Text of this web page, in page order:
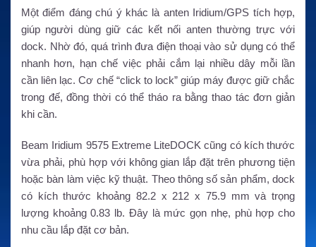
Một điểm đáng chú ý khác là anten Iridium/GPS tích hợp,
giúp người dùng giữ các kết nối anten thường trực với
dock. Nhờ đó, quá trình đưa điện thoại vào sử dụng có thể
nhanh hơn, hạn chế việc phải cắm lại nhiều dây mỗi lần
cần liên lạc. Cơ chế “click to lock” giúp máy được giữ chắc
trong đế, đồng thời có thể tháo ra bằng thao tác đơn giản
khi cần.
Beam Iridium 9575 Extreme LiteDOCK cũng có kích thước
vừa phải, phù hợp với không gian lắp đặt trên phương tiện
hoặc bàn làm việc kỹ thuật. Theo thông số sản phẩm, dock
có kích thước khoảng 82.2 x 212 x 75.9 mm và trọng
lượng khoảng 0.83 lb. Đây là mức gọn nhẹ, phù hợp cho
nhu cầu lắp đặt cơ bản.